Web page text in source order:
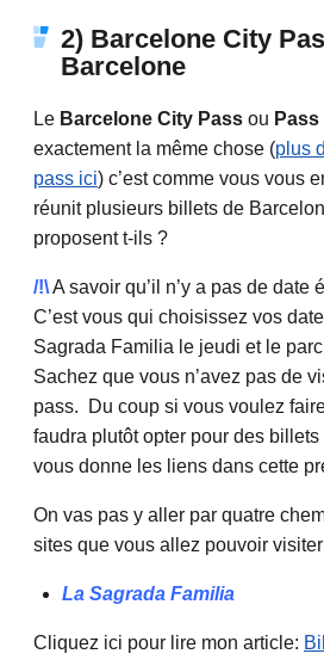
2) Barcelone City
Barcelone
Le Barcelone City Pass ou
exactement la même chose (plus
pass ici) c’est comme vous vous
réunit plusieurs billets de
proposent t-ils ?
/!\A savoir qu’il n’y a pas de date
C’est vous qui choisissez vos
Sagrada Familia le jeudi et le
Sachez que vous n’avez pas de
pass. Du coup si vous voulez
faudra plutôt opter pour des
vous donne les liens dans cette
On vas pas y aller par quatre
sites que vous allez pouvoir
La Sagrada Familia
Cliquez ici pour lire mon article: